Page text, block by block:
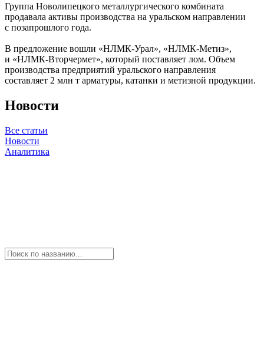
Группа Новолипецкого металлургического комбината
продавала активы производства на уральском направлении
с позапрошлого года.
В предложение вошли «НЛМК-Урал», «НЛМК-Метиз»,
и «НЛМК-Вторчермет», который поставляет лом. Объем
производства предприятий уральского направления
составляет 2 млн т арматуры, катанки и метизной продукции.
Новости
Все статьи
Новости
Аналитика